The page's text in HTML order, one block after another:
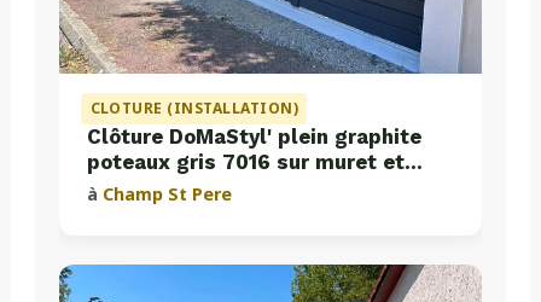
CLOTURE (INSTALLATION)
Clôture DoMaStyl' plein graphite
poteaux gris 7016 sur muret et
portail coulissant Classic Strong
à Champ St Pere